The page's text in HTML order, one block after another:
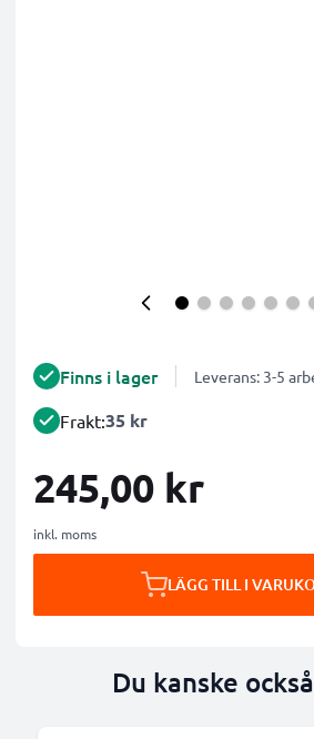
Finns i lager Leverans: 3-5
Frakt:35 kr
245,00 kr
inkl. moms
LÄGG TILL I
Du kanske